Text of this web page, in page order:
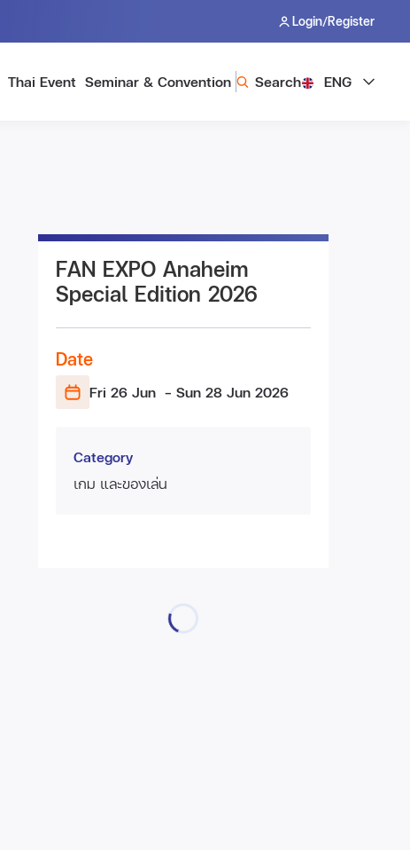
Login/Register
Thai Event Seminar & Convention Search ENG
FAN EXPO Anaheim
Special Edition 2026
Date
Fri 26 Jun - Sun 28 Jun 2026
Category
เกม และของเล่น